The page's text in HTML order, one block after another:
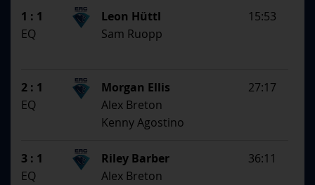
1 : 1 15:53
Leon Hüttl
Sam Ruopp
EQ
2 : 1 27:17
Morgan Ellis
Alex Breton
Kenny Agostino
EQ
3 : 1 36:11
Riley Barber
Alex Breton
EQ